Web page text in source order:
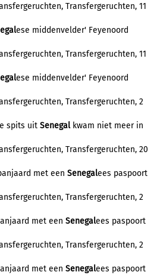
Transfergeruchten, 11
ese middenvelder' Feyenoord
Transfergeruchten, 11
ese middenvelder' Feyenoord
Transfergeruchten, 2
spits uit Senegalkwam niet meer in
Transfergeruchten, 20
met een Senegalees paspoort
Transfergeruchten, 2
met een Senegalees paspoort
Transfergeruchten, 2
met een Senegalees paspoort